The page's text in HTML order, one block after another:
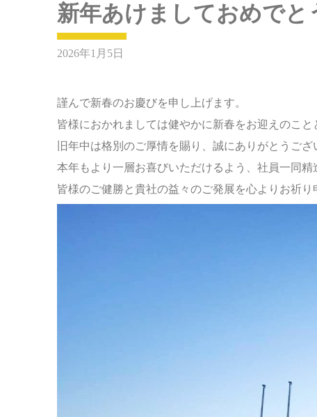
新年あけましておめでと
2026年1月5日
謹んで新春のお慶びを申し上げます。
皆様におかれましては健やかに新春をお迎えのこと
旧年中は格別のご厚情を賜り、誠にありがとうござ
本年もより一層お喜びいただけるよう、社員一同精
皆様のご健勝と貴社の益々のご発展を心よりお祈